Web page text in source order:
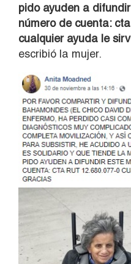
pido ayuden a
número de cuenta:
cualquier ayuda le
escribió la mujer.